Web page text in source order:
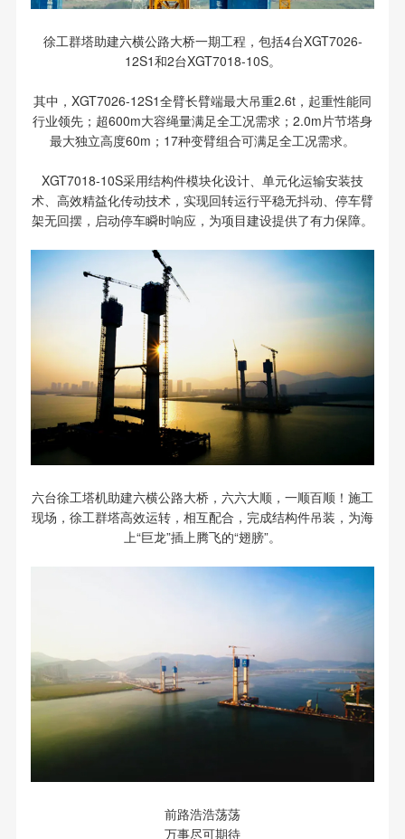
徐工群塔助建六横公路大桥一期工程，包括4台XGT7026-
12S1和2台XGT7018-10S。
其中，XGT7026-12S1全臂长臂端最大吊重2.6t，起重性能同
行业领先；超600m大容绳量满足全工况需求；2.0m片节塔身
最大独立高度60m；17种变臂组合可满足全工况需求。
XGT7018-10S采用结构件模块化设计、单元化运输安装技
术、高效精益化传动技术，实现回转运行平稳无抖动、停车臂
架无回摆，启动停车瞬时响应，为项目建设提供了有力保障。
六台徐工塔机助建六横公路大桥，六六大顺，一顺百顺！施工
现场，徐工群塔高效运转，相互配合，完成结构件吊装，为海
上“巨龙”插上腾飞的“翅膀”。
前路浩浩荡荡
万事尽可期待